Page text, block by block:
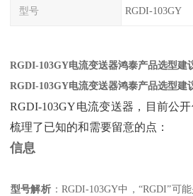
型号 RGDI-103GY
RGDI-103GY电流变送器鸿泰产品选型建
RGDI-103GY电流变送器鸿泰产品选型建
RGDI-103GY电流变送器，目前公
梳理了已知的和需要留意的点：
信息
型号解析 ：RGDI-103GY中，“RGDI”可